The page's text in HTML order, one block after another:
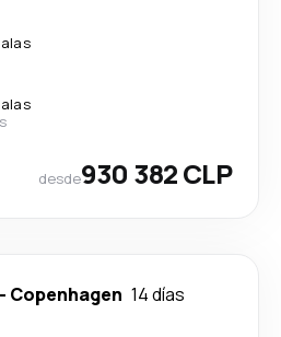
desde930 382 CLP
- Copenhagen 14 días